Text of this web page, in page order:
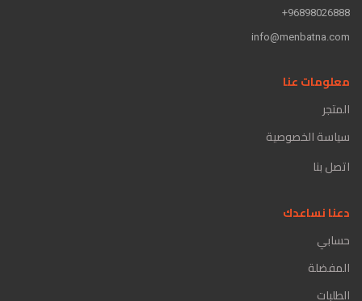
96898026888+
info@menbatna.com
معلومات عنا
المتجر
سياسة الخصوصية
اتصل بنا
دعنا نساعدك
حسابي
المفضلة
الطلبات